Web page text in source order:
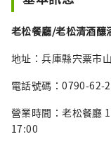
老松餐廳/老松清酒釀
地址：兵庫縣宍粟市
電話號碼：0790-62-
營業時間：老松餐廳
17:00